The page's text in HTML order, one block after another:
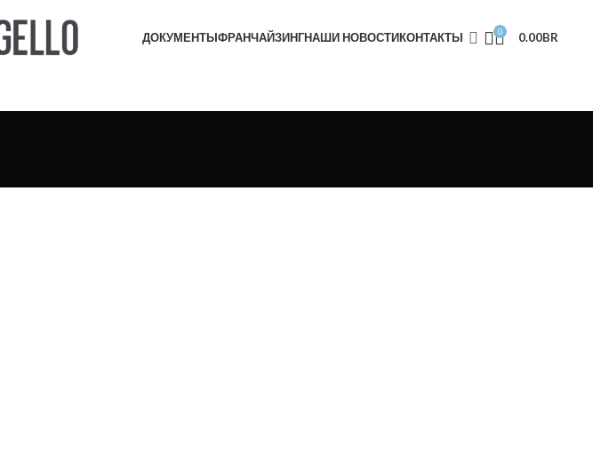
ДОКУМЕНТЫФРАНЧАЙЗИНГНАШИ НОВОСТИКОНТАКТЫ 0 0.00BR